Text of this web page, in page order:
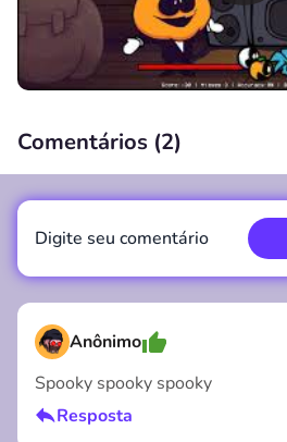
00:00 /
Comentários (2)
Anônimo
Spooky spooky spooky
Resposta
Digite seu comentário
Cancelar